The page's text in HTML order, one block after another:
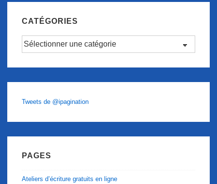
CATÉGORIES
Catégories
Tweets de @ipagination
PAGES
Ateliers d’écriture gratuits en ligne